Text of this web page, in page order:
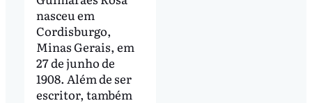
nasceu em
Cordisburgo,
Minas Gerais, em
27 de junho de
1908. Além de ser
escritor, também